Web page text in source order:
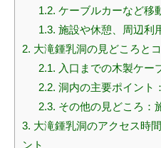
1.2. ケーブルカーなど移
1.3. 施設や休憩、周辺利
2. 大滝鍾乳洞の見どころと
2.1. 入口までの木製ケー
2.2. 洞内の主要ポイント
2.3. その他の見どころ：
3. 大滝鍾乳洞のアクセス時
ント